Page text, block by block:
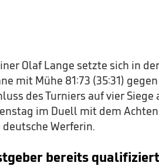
Olaf Lange setzte sich in
mit Mühe 81:73 (35:31)
des Turniers auf vier Siege
im Duell mit dem
Werferin.
bereits qualifiziert